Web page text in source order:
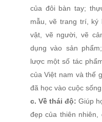
của đôi bàn tay;
mẫu, vẽ trang trí, ký
vật, vẽ người, vẽ
dụng vào sản
lược một số tác
của Việt nam và thế
đã học vào cuộc sống.
c. Về thái độ:Giúp
đẹp của thiên